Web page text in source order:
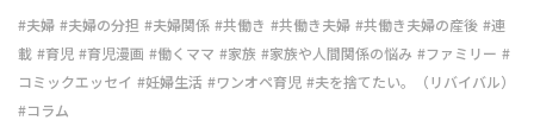
#夫婦 #夫婦の分担 #夫婦関係 #共働き #共働き夫婦 #共働き夫婦の産後 #連
載 #育児 #育児漫画 #働くママ #家族 #家族や人間関係の悩み #ファミリー #
コミックエッセイ #妊婦生活 #ワンオペ育児 #夫を捨てたい。（リバイバル）
#コラム